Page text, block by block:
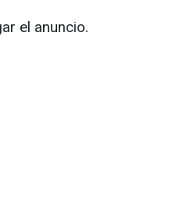
el anuncio.